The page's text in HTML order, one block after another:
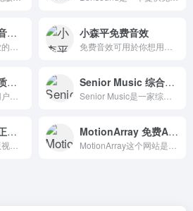
耳聆网 专业的声音分享平台 小森平免费音效
图虫创意 全球优质图片,插画,矢量图,视频等资源 Senior Music 综合性音乐版权服务商
站酷海洛 一站式正版视觉内容平台 MotionArray 免费AE视频模板,免版税音乐素材下载网站